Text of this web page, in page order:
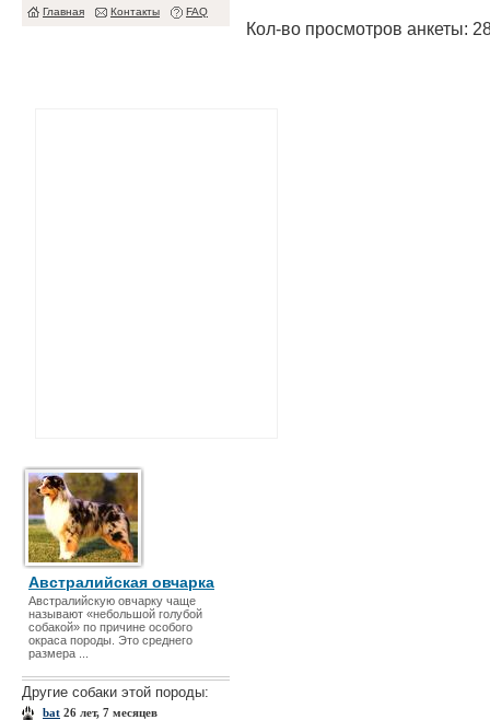
Главная Контакты FAQ
Австралийская овчарка
Австралийскую овчарку чаще
называют «небольшой голубой
собакой» по причине особого
окраса породы. Это среднего
размера ...
Другие собаки этой породы:
bat 26 лет, 7 месяцев
Кол-во просмотров анкеты: